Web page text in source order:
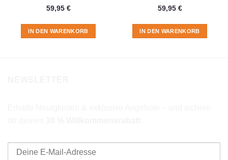
59,95 €
IN DEN WARENKORB
59,95 €
IN DEN WARENKORB